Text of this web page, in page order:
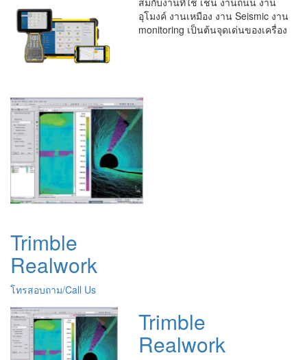
อุโมงค์ งานเหมือง งาน Seismic งาน
monitoring เป็นต้นจุดเด่นของเครื่อง
Trimble
Realwork
โทรสอบถาม/Call Us
Trimble
Realwork